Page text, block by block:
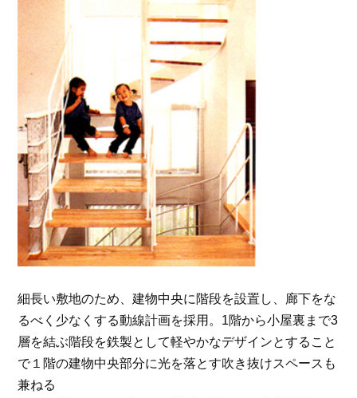
細長い敷地のため、建物中央に階段を設置し、廊下をな
るべく少なくする動線計画を採用。1階から小屋裏まで3
層を結ぶ階段を鉄製として軽やかなデザインとすること
で１階の建物中央部分に光を落とす吹き抜けスペースも
兼ねる